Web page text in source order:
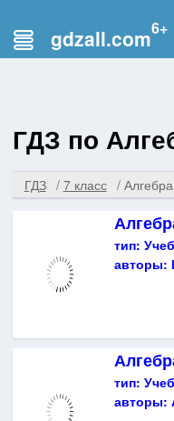
gdzall.com
ГДЗ по
ГДЗ 7 класс Алгебра
тип:
авторы:
тип:
авторы: